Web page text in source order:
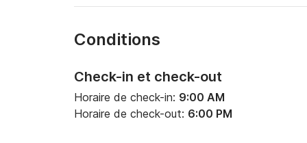
Conditions
Check-in et check-out
Horaire de check-in: 9:00 AM
Horaire de check-out: 6:00 PM